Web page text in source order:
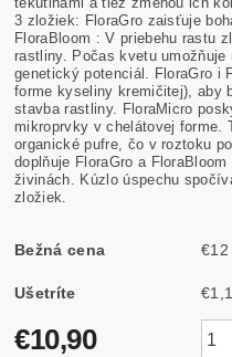
3 zložiek: FloraGro zaisťuje bohatú stavbu a podporuje rast..
FloraBloom : V priebehu rastu
rastliny. Počas kvetu
genetický potenciál. FloraGro i
forme kyseliny kremičitej), aby
stavba rastliny. FloraMicro poskytuje vašej rastline všetky potrebné
mikroprvky v chelátovej forme.
organické pufre, čo v roztoku
doplňuje FloraGro a
živinách. Kúzlo úspechu
zložiek.
Bežná cena €12
Ušetríte
€10,90